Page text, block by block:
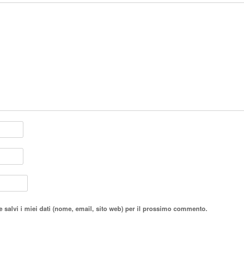
salvi i miei dati (nome, email, sito web) per il prossimo commento.